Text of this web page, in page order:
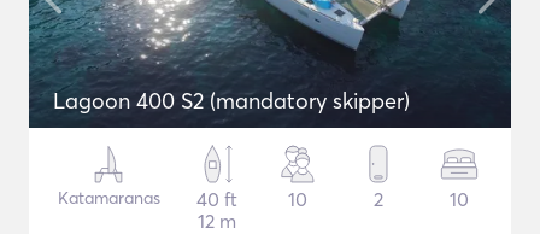
Lagoon 400 S2 (mandatory skipper)
Katamaranas
40 ft
12 m
10 2 10